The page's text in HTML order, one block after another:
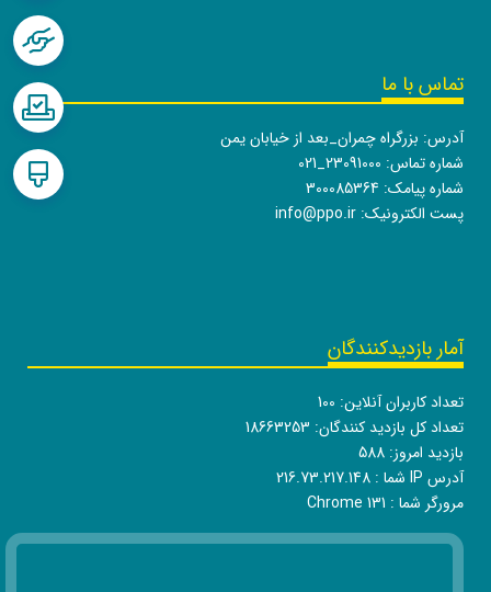
تماس با ما
آدرس: بزرگراه چمران_بعد از خیابان یمن
شماره تماس: 021_23091000
شماره پیامک: 300085364
پست الکترونیک: info@ppo.ir
آمار بازدیدکنندگان
تعداد کاربران آنلاین: 100
تعداد کل بازدید کنندگان: 18663253
بازدید امروز: 588
آدرس IP شما :
216.73.217.148
مرورگر شما : Chrome 131